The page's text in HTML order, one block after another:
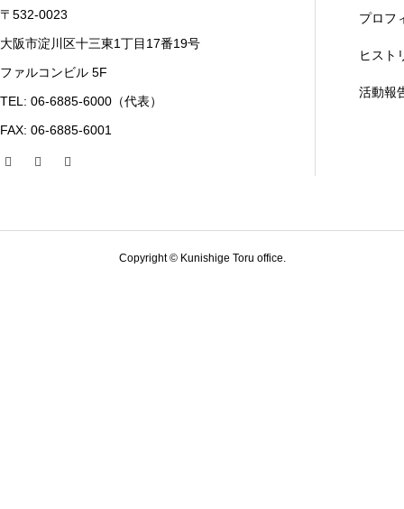
〒532-0023
大阪市淀川区十三東1丁目17番19号
ファルコンビル 5F
TEL: 06-6885-6000（代表）
FAX: 06-6885-6001
プロフ
ヒスト
活動報
Copyright © Kunishige Toru office.